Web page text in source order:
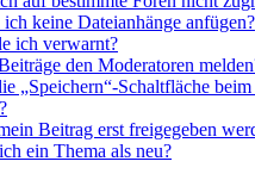
keine Dateianhänge anfügen?
ich verwarnt?
den Moderatoren
„Speichern“-Schaltfläche beim
Beitrag erst freigegeben
ein Thema als neu?